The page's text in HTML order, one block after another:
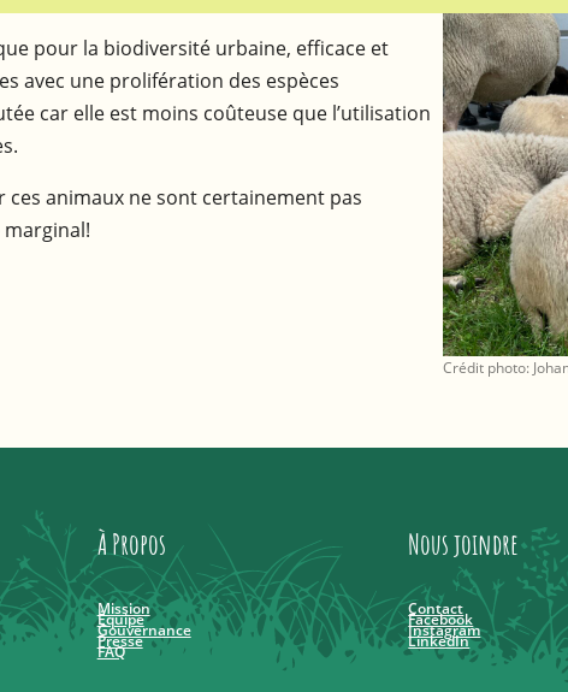
pour la biodiversité urbaine, efficace et
avec une prolifération des espèces
car elle est moins coûteuse que l’utilisation
ces animaux ne sont certainement pas
marginal!
Crédit photo:
À Propos
Mission
Équipe
Gouvernance
Presse
FAQ
Nous joindre
Contact
Facebook
Instagram
LinkedIn